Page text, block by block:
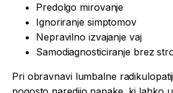
Predolgo mirovanje
Ignoriranje simptomov
Nepravilno izvajanje vaj
Samodiagnosticiranje brez
Pri obravnavi lumbalne